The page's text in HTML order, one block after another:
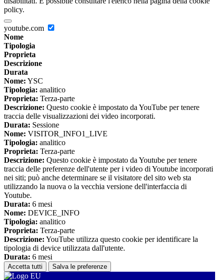
policy.
youtube.com
Nome
Tipologia
Proprieta
Descrizione
Durata
Nome: YSC
Tipologia: analitico
Proprieta: Terza-parte
Descrizione: Questo cookie è impostato da YouTube per tenere
traccia delle visualizzazioni dei video incorporati.
Durata: Sessione
Nome: VISITOR_INFO1_LIVE
Tipologia: analitico
Proprieta: Terza-parte
Descrizione: Questo cookie è impostato da Youtube per tenere
traccia delle preferenze dell'utente per i video di Youtube incorporati
nei siti; può anche determinare se il visitatore del sito web sta
utilizzando la nuova o la vecchia versione dell'interfaccia di
Youtube.
Durata: 6 mesi
Nome: DEVICE_INFO
Tipologia: analitico
Proprieta: Terza-parte
Descrizione: YouTube utilizza questo cookie per identificare la
tipologia di device utilizzata dall'utente.
Durata: 6 mesi
Accetta tutti Salva le preferenze